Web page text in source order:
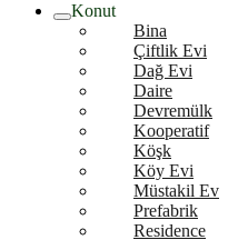
Konut
Bina
Çiftlik Evi
Dağ Evi
Daire
Devremülk
Kooperatif
Köşk
Köy Evi
Müstakil Ev
Prefabrik
Residence